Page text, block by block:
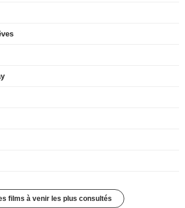
films à venir les plus consultés